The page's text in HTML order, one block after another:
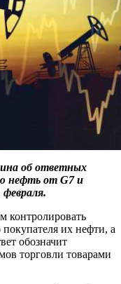
об ответных
нефть от G7 и
контролировать
их нефти, а
обозначит
торговли товарами